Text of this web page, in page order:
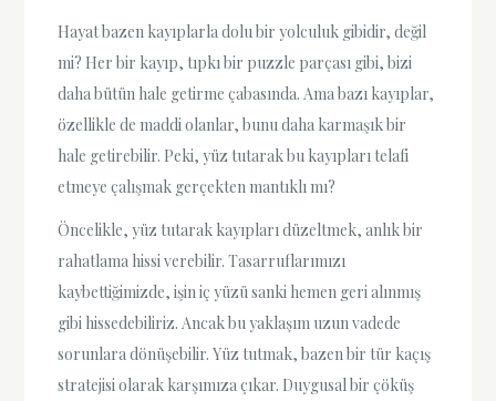
Hayat bazen kayıplarla dolu bir yolculuk gibidir, değil
mi? Her bir kayıp, tıpkı bir puzzle parçası gibi, bizi
daha bütün hale getirme çabasında. Ama bazı kayıplar,
özellikle de maddi olanlar, bunu daha karmaşık bir
hale getirebilir. Peki, yüz tutarak bu kayıpları telafi
etmeye çalışmak gerçekten mantıklı mı?
Öncelikle, yüz tutarak kayıpları düzeltmek, anlık bir
rahatlama hissi verebilir. Tasarruflarımızı
kaybettiğimizde, işin iç yüzü sanki hemen geri alınmış
gibi hissedebiliriz. Ancak bu yaklaşım uzun vadede
sorunlara dönüşebilir. Yüz tutmak, bazen bir tür kaçış
stratejisi olarak karşımıza çıkar. Duygusal bir çöküş